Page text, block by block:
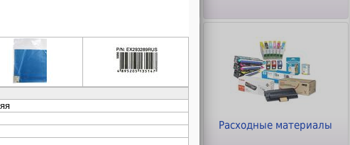
и
Офисное оборудование Расходные материалы